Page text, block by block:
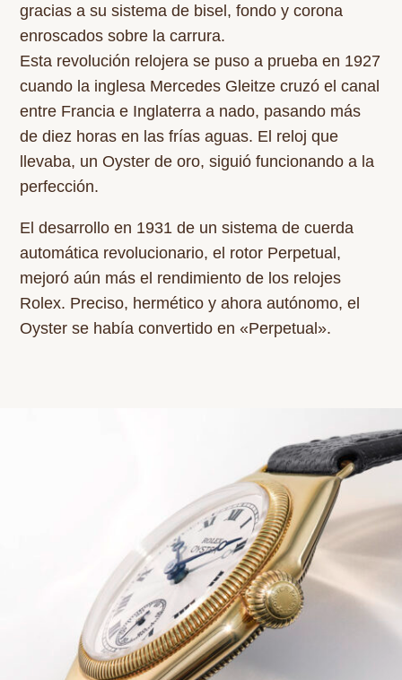
gracias a su sistema de bisel, fondo y corona
enroscados sobre la carrura.
Esta revolución relojera se puso a prueba en 1927
cuando la inglesa Mercedes Gleitze cruzó el canal
entre Francia e Inglaterra a nado, pasando más
de diez horas en las frías aguas. El reloj que
llevaba, un Oyster de oro, siguió funcionando a la
perfección.
El desarrollo en 1931 de un sistema de cuerda
automática revolucionario, el rotor Perpetual,
mejoró aún más el rendimiento de los relojes
Rolex. Preciso, hermético y ahora autónomo, el
Oyster se había convertido en «Perpetual».